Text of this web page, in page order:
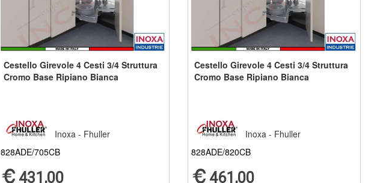
Cestello Girevole 4 Cesti 3/4 Struttura
Cromo Base Ripiano Bianca
Inoxa - Fhuller
828ADE/705CB
431,00
Cestello Girevole 4 Cesti 3/4 Struttura
Cromo Base Ripiano Bianca
Inoxa - Fhuller
828ADE/820CB
461,00